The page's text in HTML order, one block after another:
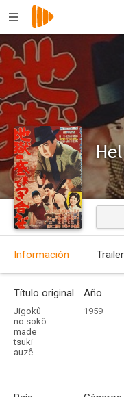
Información
Título original
Jigokû
no sokô
made
tsuki
auzê
Año
1959